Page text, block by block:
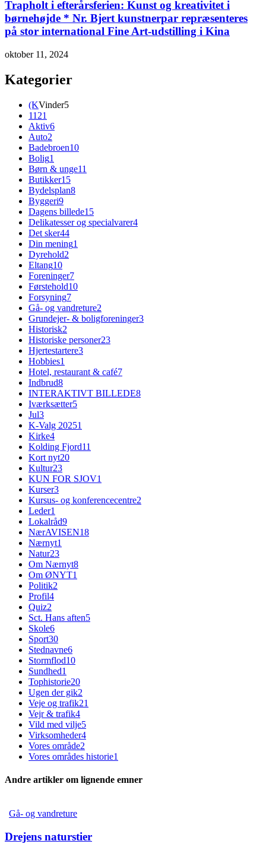
Trapholt i efterårsferien: Kunst og kreativitet i
børnehøjde * Nr. Bjert kunstnerpar repræsenteres
på stor international Fine Art-udstilling i Kina
oktober 11, 2024
Kategorier
(KVinder5
1121
Aktiv6
Auto2
Badebroen10
Bolig1
Børn & unge11
Butikker15
Bydelsplan8
Byggeri9
Dagens billede15
Delikatesser og specialvarer4
Det sker44
Din mening1
Dyrehold2
Eltang10
Foreninger7
Førstehold10
Forsyning7
Gå- og vandreture2
Grundejer- & boligforeninger3
Historisk2
Historiske personer23
Hjertestartere3
Hobbies1
Hotel, restaurant & café7
Indbrud8
INTERAKTIVT BILLEDE8
Iværksætter5
Jul3
K-Valg 20251
Kirke4
Kolding Fjord11
Kort nyt20
Kultur23
KUN FOR SJOV1
Kurser3
Kursus- og konferencecentre2
Leder1
Lokalråd9
NærAVISEN18
Nærnyt1
Natur23
Om Nærnyt8
Om ØNYT1
Politik2
Profil4
Quiz2
Sct. Hans aften5
Skole6
Sport30
Stednavne6
Stormflod10
Sundhed1
Tophistorie20
Ugen der gik2
Veje og trafik21
Vejr & trafik4
Vild med vilje5
Virksomheder4
Vores område2
Vores områdes historie1
Andre artikler om lignende emner
Gå- og vandreture
Drejens naturstier